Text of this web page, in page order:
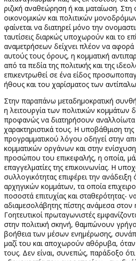
ριζική αναθεώρηση ή και ματαίωση.
οικονομικών και πολιτικών
φαίνεται να διατηρεί μόνο την
ταυτίσεις διαρκώς υποχωρούν και το
αναμετρήσεων δείχνει πλέον να αφορά
αυτούς τους όρους, η κομματική
από τα πεδία της πολιτικής και της
επικεντρωθεί σε ένα είδος
ήθους και του χαρίσματος των
Στην παραπάνω μεταδημοκρατική
η λειτουργία των πολιτικών
προφανώς να διατηρήσουν
χαρακτηριστικά τους. Η υποβάθμιση
προγραμματικού λόγου οδηγεί στην
κομματικών οργάνων και στην
προσώπου του επικεφαλής, η οποία,
επαγγελματίες της επικοινωνίας. Η
συλλογικότητας επιφέρει την
αρχηγικών κομμάτων, τα οποία
ποσοστά επιτυχίας και σταθερότητας-
αδιαμεσολάβητης πίστης ανάμεσα στον
Γοητευτικοί πρωταγωνιστές
στην πολιτική σκηνή, θαμπώνουν
βοήθεια των μέσων ενημέρωσης,
μαζί του και αποχωρούν αθόρυβα,
τους. Δεν είναι, συνεπώς, παράδοξο